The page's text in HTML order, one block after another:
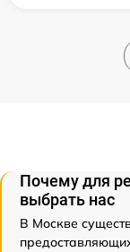
Почему для
выбрать нас
В Москве